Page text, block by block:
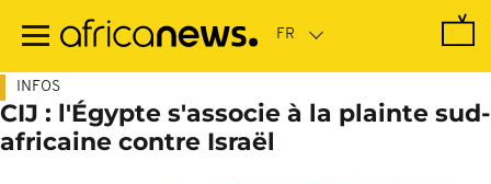
contenu
INFOS
CIJ : l'Égypte s'associe à la plainte sud-
africaine contre Israël